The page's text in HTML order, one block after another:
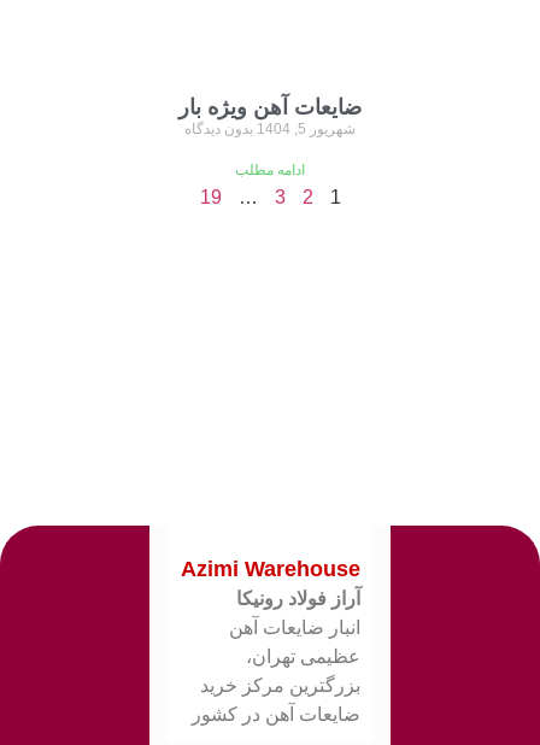
ضایعات آهن ویژه بار
شهریور 5, 1404 بدون دیدگاه
ادامه مطلب
1
2
3
…
19
Azimi Warehouse
آراز فولاد رونیکا
انبار ضایعات آهن
عظیمی تهران،
بزرگترین مرکز خرید
ضایعات آهن در کشور